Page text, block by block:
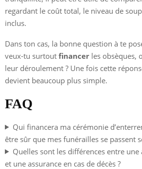
regardant le coût total, le niveau de
inclus.
Dans ton cas, la bonne question à te
veux-tu surtout financer les obsèques,
leur déroulement ? Une fois cette
devient beaucoup plus simple.
FAQ
Qui financera ma cérémonie
être sûr que mes funérailles se passent
Quelles sont les différences entre une
et une assurance en cas de décès ?